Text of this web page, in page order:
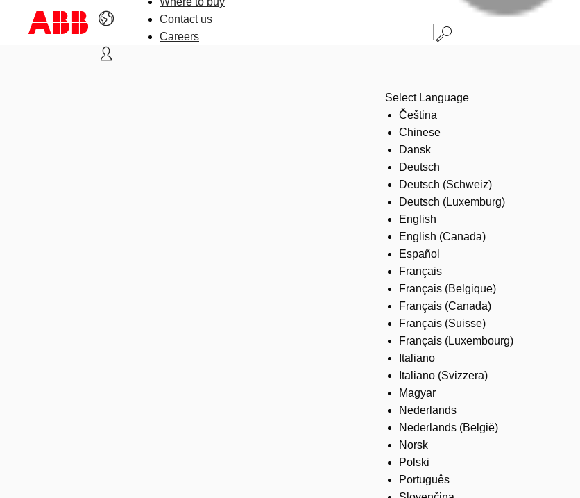
Contact us
Careers
Select Language
Čeština
Chinese
Dansk
Deutsch
Deutsch (Schweiz)
Deutsch (Luxemburg)
English
English (Canada)
Español
Français
Français (Belgique)
Français (Canada)
Français (Suisse)
Français (Luxembourg)
Italiano
Italiano (Svizzera)
Magyar
Nederlands
Nederlands (België)
Norsk
Polski
Português